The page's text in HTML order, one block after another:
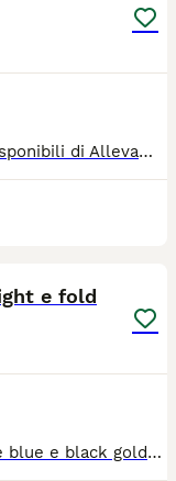
Vi presentiamo uno dei vari cuccioli disponibili di Allevamento Casa HD Von Panty 🐱 Tutti i nostri cuccioli vengono cresciuti per i primi mesi da noi affinché non raggiungono i 3 mesi d’età, momento a partire dal quale saranno pronti ad entrare a far parte della nuova famiglia. 🙋🏻‍♀️ Innamorarsi di questi cuccioli è molto facile. Per questo vi suggeriamo sempre di prenotare il cucciolo con largo anticipo. 🏠Venite a farci visita di persona presso il nostro Allevamento, sarà amore a prima vista ♥️ 💕Inoltre potremmo dialogare assieme per scoprire le vostre affinità con il cucciolo e darvi dei consigli per costruire una piacevole relazione felina. Ricordiamo che tutti i nostri cuccioli vengono ceduti con: 1) Contratto 2) libretto sanitario e Pedigree 3) Vaccinazioni e sverminazione 4) Microchip 5) Certificato di buona salute 6) Test genitori 7)Kit giochi e consigli comportamentali e alimentari per relazionarsi con il cucciolo I nostri cuccioli sono già educati al tiragraffi e all’uso della lettiera. Un animale è magia 👉 ci trovate a: 📍 36062 Villafranca di Verona in via Carlo Alberto, 44 📍42025 Corte Tegge Cavriago (RE) in Via Piero Gobetti,1 ☎️ prendete appuntamento telefonico al 348 4095905 oppure 340 0021208 https://allevamentocasahdvonbaunty.com Ciao 🐾 Milena, Larysa e Fausto 🐾
e fold
Disponibili gattini razza Scottish colore blue e black golden shaded. Occhi verdi. Una femmina Straight e due maschi Fold. Muniti di pedigree ministeriale, doppio vaccino, sverminazione, microchip, passaggio di proprietà e libretto sanitario. Genitori testati felv, fiv e pkd. Per info 3356236300